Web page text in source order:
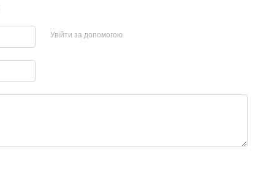
Увійти за допомогою